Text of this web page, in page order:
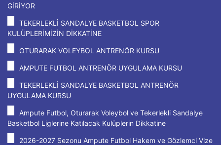
GİRİYOR
TEKERLEKLİ SANDALYE BASKETBOL SPOR
KULÜPLERİMİZİN DİKKATİNE
OTURARAK VOLEYBOL ANTRENÖR KURSU
AMPUTE FUTBOL ANTRENÖR UYGULAMA KURSU
TEKERLEKLİ SANDALYE BASKETBOL ANTRENÖR
UYGULAMA KURSU
Ampute Futbol, Oturarak Voleybol ve Tekerlekli Sandalye
Basketbol Liglerine Katılacak Kulüplerin Dikkatine
2026-2027 Sezonu Ampute Futbol Hakem ve Gözlemci Vize